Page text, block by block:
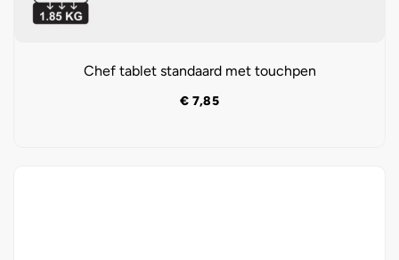
Chef tablet standaard met touchpen
€ 7,85